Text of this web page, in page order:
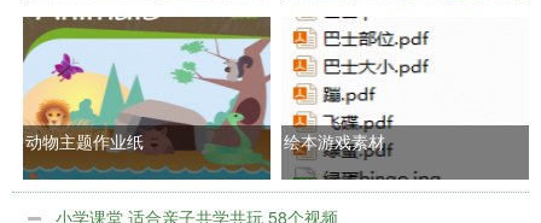
动物主题作业纸 绘本游戏素材
小学课堂 适合亲子共学共玩 58个视频